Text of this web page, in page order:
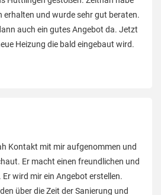
erhalten und wurde sehr gut beraten.
auch ein gutes Angebot da. Jetzt
Heizung die bald eingebaut wird.
Kontakt mit mir aufgenommen und
Er macht einen freundlichen und
wird mir ein Angebot erstellen.
über die Zeit der Sanierung und